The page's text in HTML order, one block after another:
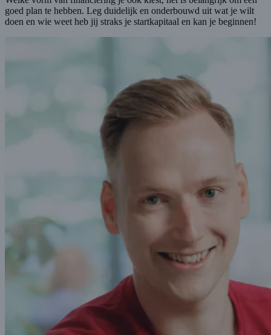
goed plan te hebben. Leg duidelijk en onderbouwd uit wat je wilt
doen en wie weet heb jij straks je startkapitaal en kan je beginnen!